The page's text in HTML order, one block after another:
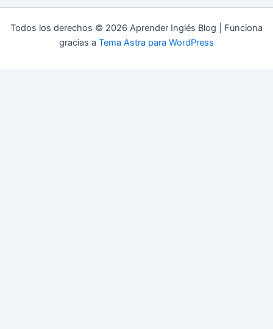
Todos los derechos © 2026 Aprender Inglés Blog | Funciona
gracias a Tema Astra para WordPress